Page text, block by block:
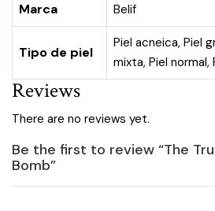
Marca Belif
Tipo de piel
Piel acneica, Piel
mixta, Piel normal,
Reviews
There are no reviews yet.
Be the first to review “The
Bomb”